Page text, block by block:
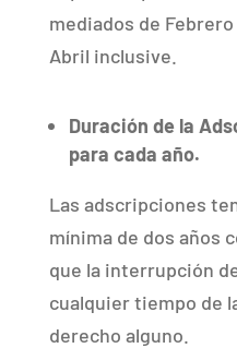
mediados de
Abril inclusive.
Duración de la
para cada año.
Las adscripciones
mínima de dos años
que la interrupción
cualquier tiempo de
derecho alguno.